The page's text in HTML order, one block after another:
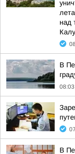
над
В
08:03
В